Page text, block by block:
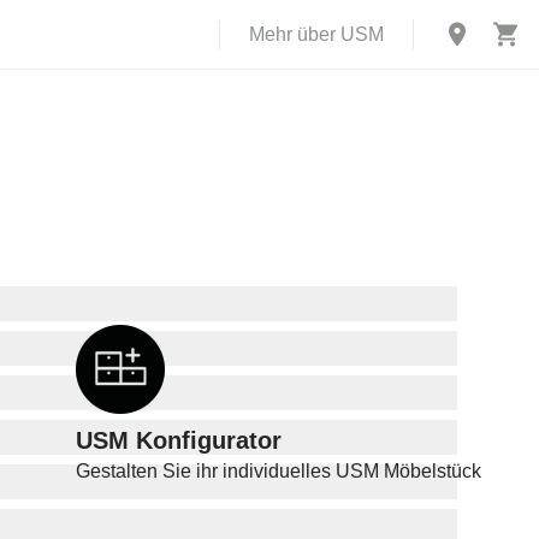
Mehr über USM
USM Konfigurator
Gestalten Sie ihr individuelles USM Möbelstück